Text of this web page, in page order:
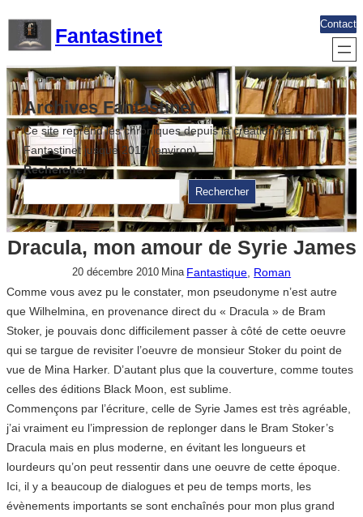
contenu
Fantastinet
Contact
Archives Fantastinet
Ce site reprend les chroniques depuis la création de
Fantastinet jusque 2017 (environ)
Rechercher
Rechercher
Dracula, mon amour de Syrie James
20 décembre 2010 Mina Fantastique Roman
Comme vous avez pu le constater, mon pseudonyme n’est autre
que Wilhelmina, en provenance direct du « Dracula » de Bram
Stoker, je pouvais donc difficilement passer à côté de cette oeuvre
qui se targue de revisiter l’oeuvre de monsieur Stoker du point de
vue de Mina Harker. D’autant plus que la couverture, comme toutes
celles des éditions Black Moon, est sublime.
Commençons par l’écriture, celle de Syrie James est très agréable,
j’ai vraiment eu l’impression de replonger dans le Bram Stoker’s
Dracula mais en plus moderne, en évitant les longueurs et
lourdeurs qu’on peut ressentir dans une oeuvre de cette époque.
Ici, il y a beaucoup de dialogues et peu de temps morts, les
évènements importants se sont enchaînés pour mon plus grand